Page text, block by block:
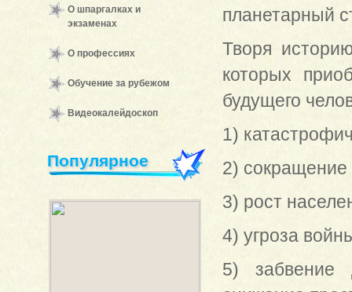
О шпаргалках и
экзаменах
О профессиях
Обучение за рубежом
Видеокалейдоскоп
Популярное
планетарный
Творя
которых
будущего
1)
2) сокращение
3) рост
4) угроза
5) забвение